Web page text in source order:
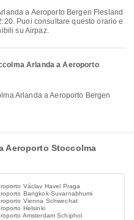
Puoi consultare questo orario e
su Airpaz.
Arlanda a Aeroporto
Aeroporto Stoccolma
Václav Havel Praga
Bangkok-Suvarnabhumi
Vienna Schwechat
Helsinki
Amsterdam Schiphol